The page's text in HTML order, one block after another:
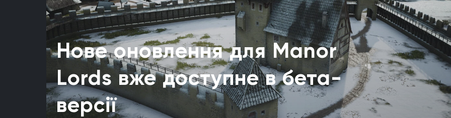
Нове оновлення для Manor
Lords вже доступне в бета-
версії